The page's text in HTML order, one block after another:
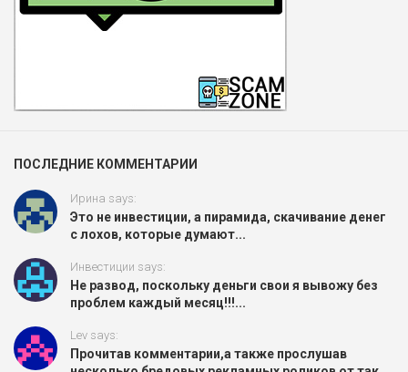
ПОСЛЕДНИЕ КОММЕНТАРИИ
Ирина says:
Это не инвестиции, а пирамида, скачивание денег
с лохов, которые думают...
Инвестиции says:
Не развод, поскольку деньги свои я вывожу без
проблем каждый месяц!!!...
Lev says:
Прочитав комментарии,а также прослушав